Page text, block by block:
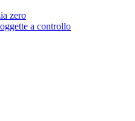
zero
a controllo